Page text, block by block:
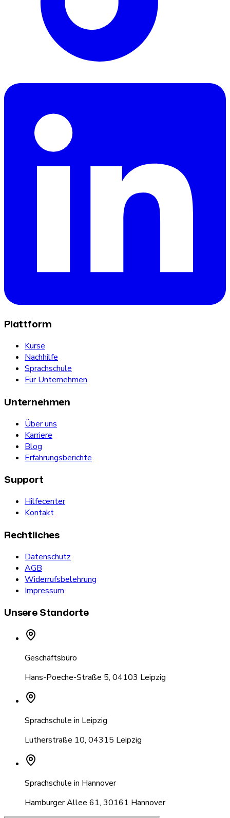
Plattform
Kurse
Nachhilfe
Sprachschule
Für Unternehmen
Unternehmen
Über uns
Karriere
Blog
Erfahrungsberichte
Support
Hilfecenter
Kontakt
Rechtliches
Datenschutz
AGB
Widerrufsbelehrung
Impressum
Unsere Standorte
Geschäftsbüro
Hans-Poeche-Straße 5, 04103 Leipzig
Sprachschule in Leipzig
Lutherstraße 10, 04315 Leipzig
Sprachschule in Hannover
Hamburger Allee 61, 30161 Hannover